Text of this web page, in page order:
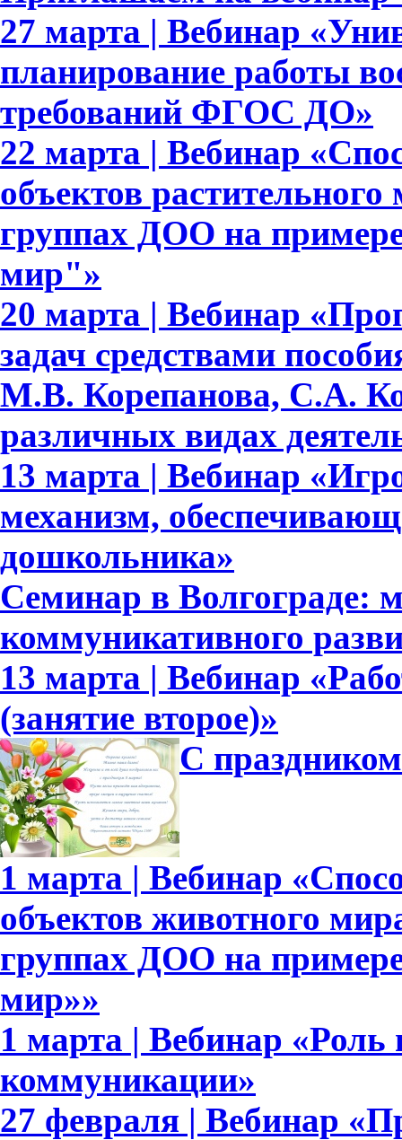
27 марта | Вебинар
планирование работы
требований ФГОС ДО»
22 марта | Вебинар
объектов
группах ДОО на
мир"»
20 марта | Вебинар
задач средствами
М.В. Корепанова, С.А.
различных видах
13 марта | Вебинар
механизм,
дошкольника»
Семинар в Волгограде:
коммуникативного
13 марта | Вебинар
(занятие второе)»
С
1 марта | Вебинар
объектов животного
группах ДОО на
мир»»
1 марта | Вебинар «Роль
коммуникации»
27 февраля | Вебинар